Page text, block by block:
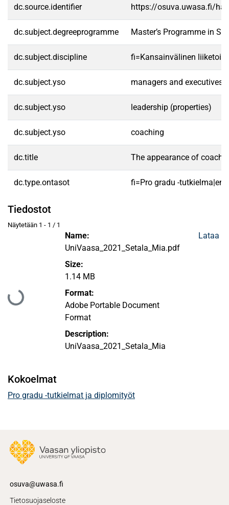
dc.source.identifier https://osuva.uwasa.fi/
dc.subject.degreeprogramme Master’s Programme in
dc.subject.discipline fi=Kansainvälinen
dc.subject.yso managers and executives
dc.subject.yso leadership (properties)
dc.subject.yso coaching
dc.title The appearance of
dc.type.ontasot fi=Pro gradu -
Tiedostot
Näytetään 1 - 1 / 1
Ladataan...
Name:
UniVaasa_2021_Setala_Mia.pdf
Size:
1.14 MB
Format:
Adobe Portable Document
Format
Description:
UniVaasa_2021_Setala_Mia
Lataa
Kokoelmat
Pro gradu -tutkielmat ja diplomityöt
osuva@uwasa.fi
Tietosuojaseloste